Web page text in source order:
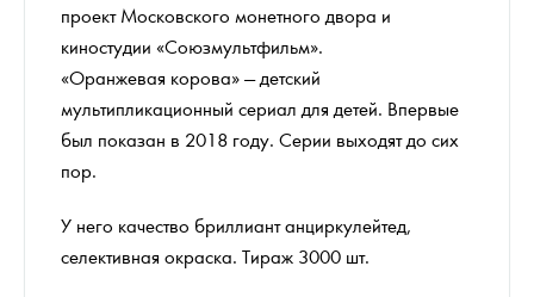
проект Московского монетного двора и
киностудии «Союзмультфильм».
«Оранжевая корова» — детский
мультипликационный сериал для детей. Впервые
был показан в 2018 году. Серии выходят до сих
пор.
У него качество бриллиант анциркулейтед,
селективная окраска. Тираж 3000 шт.